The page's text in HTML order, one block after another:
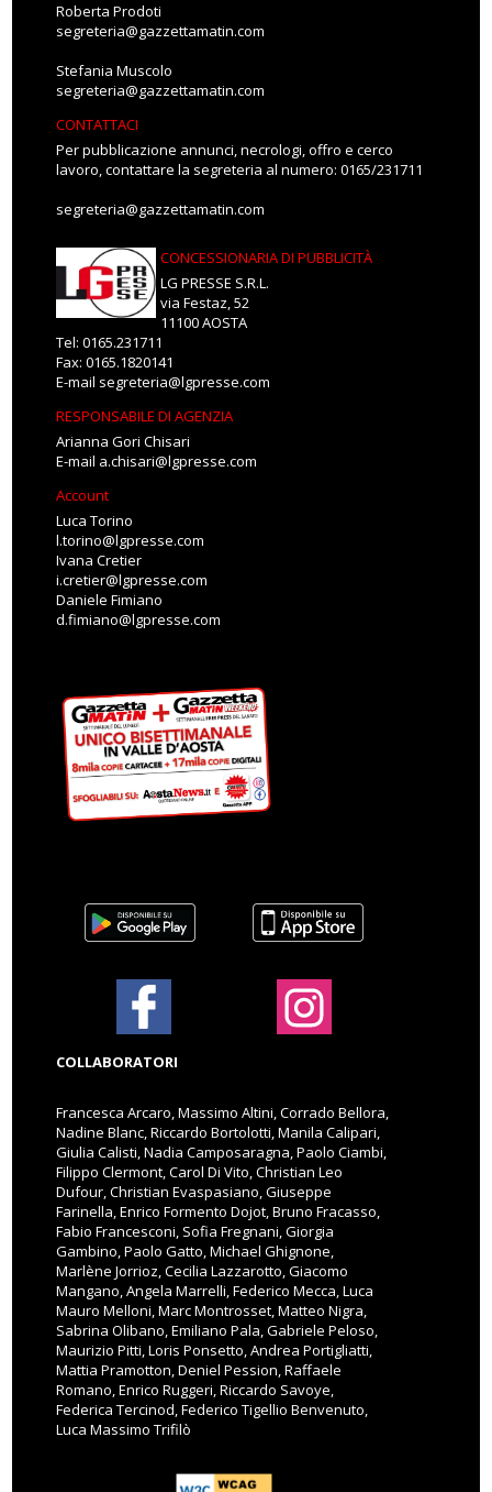
Roberta Prodoti
segreteria@gazzettamatin.com
Stefania Muscolo
segreteria@gazzettamatin.com
CONTATTACI
Per pubblicazione annunci, necrologi, offro e cerco
lavoro, contattare la segreteria al numero: 0165/231711
segreteria@gazzettamatin.com
CONCESSIONARIA DI PUBBLICITÀ
LG PRESSE S.R.L.
via Festaz, 52
11100 AOSTA
Tel: 0165.231711
Fax: 0165.1820141
E-mail segreteria@lgpresse.com
RESPONSABILE DI AGENZIA
Arianna Gori Chisari
E-mail a.chisari@lgpresse.com
Account
Luca Torino
l.torino@lgpresse.com
Ivana Cretier
i.cretier@lgpresse.com
Daniele Fimiano
d.fimiano@lgpresse.com
COLLABORATORI
Francesca Arcaro, Massimo Altini, Corrado Bellora,
Nadine Blanc, Riccardo Bortolotti, Manila Calipari,
Giulia Calisti, Nadia Camposaragna, Paolo Ciambi,
Filippo Clermont, Carol Di Vito, Christian Leo
Dufour, Christian Evaspasiano, Giuseppe
Farinella, Enrico Formento Dojot, Bruno Fracasso,
Fabio Francesconi, Sofia Fregnani, Giorgia
Gambino, Paolo Gatto, Michael Ghignone,
Marlène Jorrioz, Cecilia Lazzarotto, Giacomo
Mangano, Angela Marrelli, Federico Mecca, Luca
Mauro Melloni, Marc Montrosset, Matteo Nigra,
Sabrina Olibano, Emiliano Pala, Gabriele Peloso,
Maurizio Pitti, Loris Ponsetto, Andrea Portigliatti,
Mattia Pramotton, Deniel Pession, Raffaele
Romano, Enrico Ruggeri, Riccardo Savoye,
Federica Tercinod, Federico Tigellio Benvenuto,
Luca Massimo Trifilò